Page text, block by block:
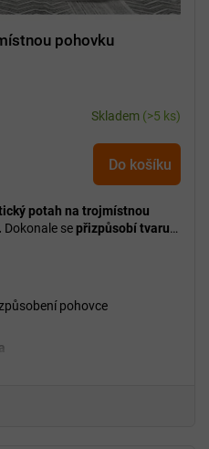
pohovku
Skladem (>5 ks)
Do košíku
potah na trojmístnou
Dokonale se přizpůsobí tvaru
pohovce